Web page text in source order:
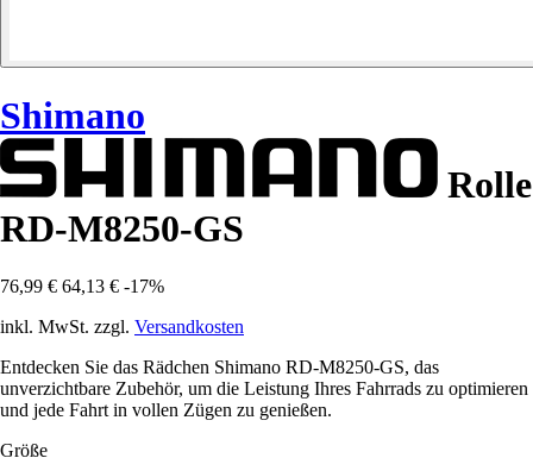
Shimano
Rolle
RD-M8250-GS
76,99 € 64,13 € -17%
inkl. MwSt. zzgl. Versandkosten
Entdecken Sie das Rädchen Shimano RD-M8250-GS, das
unverzichtbare Zubehör, um die Leistung Ihres Fahrrads zu optimieren
und jede Fahrt in vollen Zügen zu genießen.
Größe